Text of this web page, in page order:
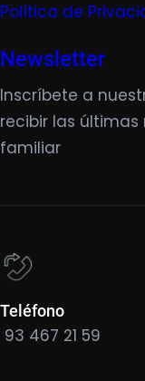
Política de
Newsletter
Inscríbete a
recibir las
familiar
Teléfono
93 467 21 59